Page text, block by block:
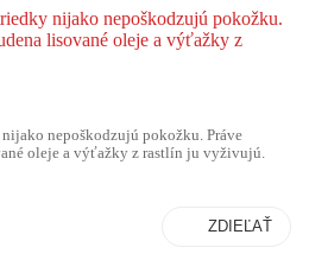
nepoškodzujú pokožku. Práve
oleje a výťažky z rastlín ju vyživujú.
ZDIEĽAŤ